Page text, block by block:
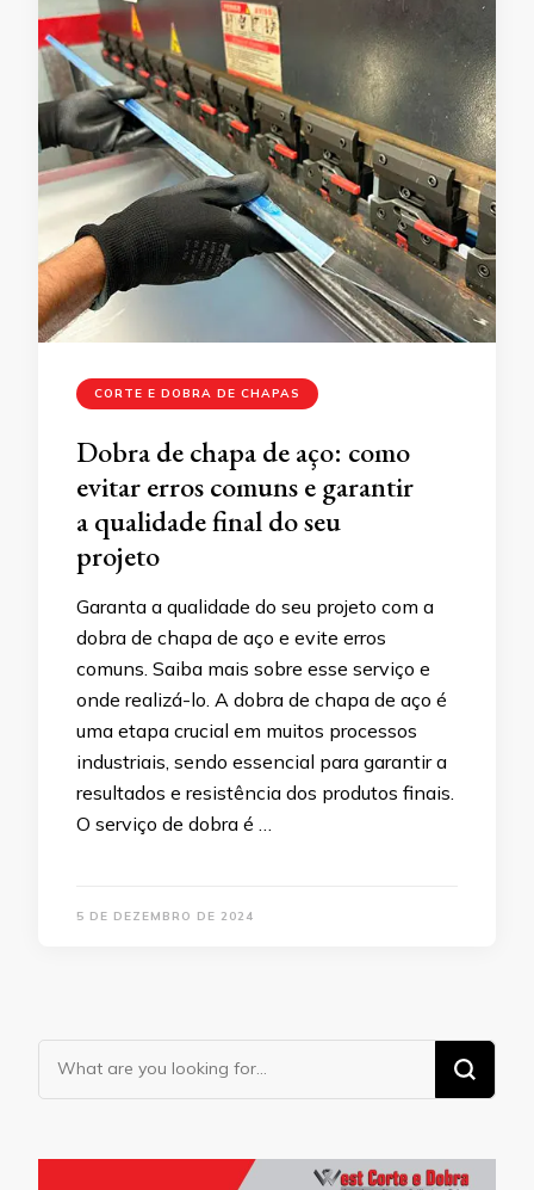
CORTE E DOBRA DE CHAPAS
Dobra de chapa de aço: como
evitar erros comuns e garantir
a qualidade final do seu
projeto
Garanta a qualidade do seu projeto com a
dobra de chapa de aço e evite erros
comuns. Saiba mais sobre esse serviço e
onde realizá-lo. A dobra de chapa de aço é
uma etapa crucial em muitos processos
industriais, sendo essencial para garantir a
resultados e resistência dos produtos finais.
O serviço de dobra é …
5 DE DEZEMBRO DE 2024
Looking
for